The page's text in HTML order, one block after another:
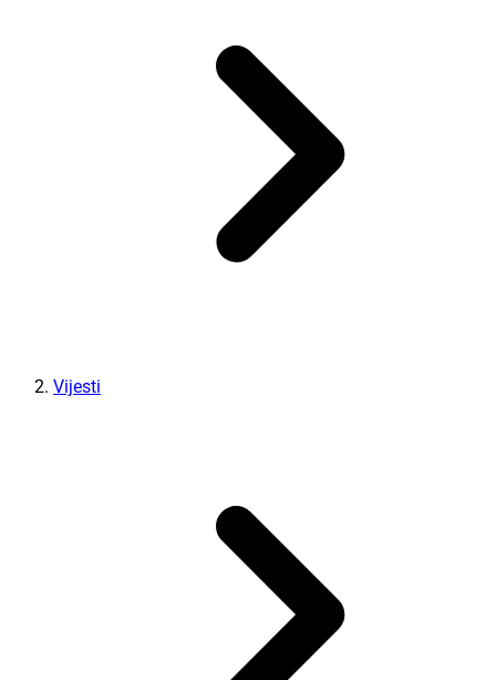
Vijesti